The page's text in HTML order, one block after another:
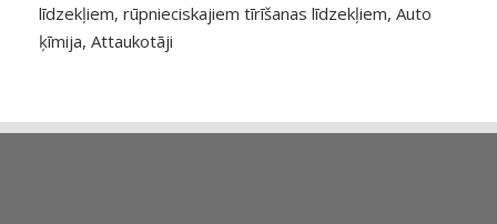
līdzekļiem, rūpnieciskajiem tīrīšanas līdzekļiem, Auto
ķīmija, Attaukotāji